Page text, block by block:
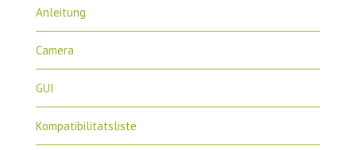
Anleitung
Camera
GUI
Kompatibilitätsliste